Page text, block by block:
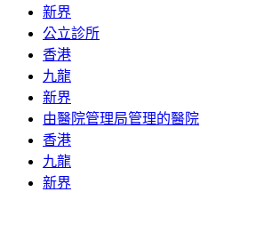
新界
公立診所
香港
九龍
新界
由醫院管理局管理的醫院
香港
九龍
新界